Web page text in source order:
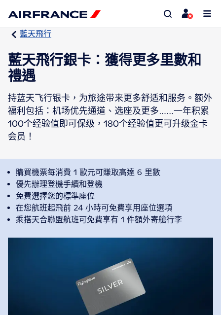
藍天飛行
藍天飛行銀卡：獲得更多里數和
禮遇
持蓝天飞行银卡，为旅途带来更多舒适和服务。额外
福利包括：机场优先通道、选座及更多……一年积累
100个经验值即可保级，180个经验值更可升级金卡
会员！
購買機票每消費 1 歐元可賺取高達 6 里數
優先辦理登機手續和登機
免費選擇您的標準座位
在您航班起飛前 24 小時可免費享用座位選項
乘搭天合聯盟航班可免費享有 1 件額外寄艙行李